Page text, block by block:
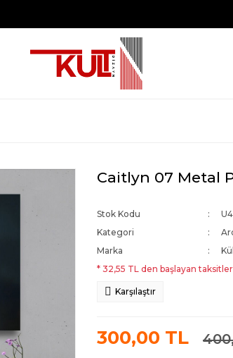
Caitlyn 07 Metal
Stok Kodu
Kategori
Marka
* 32,55 TL den başlayan
Karşılaştır
300,00 TL